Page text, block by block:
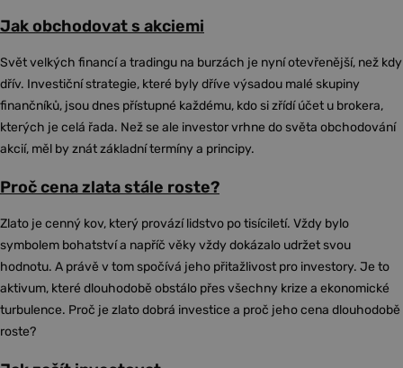
Jak obchodovat s akciemi
Svět velkých financí a tradingu na burzách je nyní otevřenější, než kdy
dřív. Investiční strategie, které byly dříve výsadou malé skupiny
finančníků, jsou dnes přístupné každému, kdo si zřídí účet u brokera,
kterých je celá řada. Než se ale investor vrhne do světa obchodování
akcií, měl by znát základní termíny a principy.
Proč cena zlata stále roste?
Zlato je cenný kov, který provází lidstvo po tisíciletí. Vždy bylo
symbolem bohatství a napříč věky vždy dokázalo udržet svou
hodnotu. A právě v tom spočívá jeho přitažlivost pro investory. Je to
aktivum, které dlouhodobě obstálo přes všechny krize a ekonomické
turbulence. Proč je zlato dobrá investice a proč jeho cena dlouhodobě
roste?